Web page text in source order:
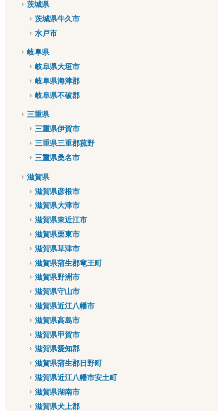
茨城県
茨城県牛久市
水戸市
岐阜県
岐阜県大垣市
岐阜県海津郡
岐阜県不破郡
三重県
三重県伊賀市
三重県三重郡菰野
三重県桑名市
滋賀県
滋賀県彦根市
滋賀県大津市
滋賀県東近江市
滋賀県栗東市
滋賀県草津市
滋賀県蒲生郡竜王町
滋賀県野洲市
滋賀県守山市
滋賀県近江八幡市
滋賀県高島市
滋賀県甲賀市
滋賀県愛知郡
滋賀県蒲生郡日野町
滋賀県近江八幡市安土町
滋賀県湖南市
滋賀県犬上郡